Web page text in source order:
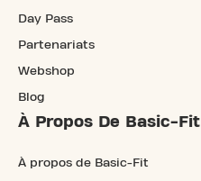
Day Pass
Partenariats
Webshop
Blog
À Propos De Basic-Fit
À propos de Basic-Fit